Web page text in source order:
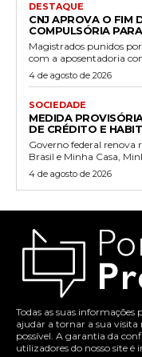
DESTAQUE
CNJ APROVA O FIM
COMPULSÓRIA
Magistrados punidos
com a aposentadoria
4 de agosto de 2026
SOCIEDADE
MEDIDA
DE CRÉDITO E
Governo federal renova
Brasil e Minha Casa,
4 de agosto de 2026
Todas as suas informações
ajudar a tornar a sua visita
possível. A garantia da
utilizadores do nosso site